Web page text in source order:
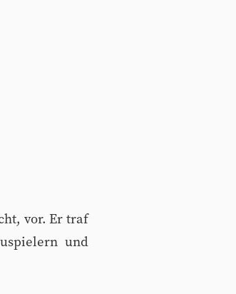
vor. Er traf
und